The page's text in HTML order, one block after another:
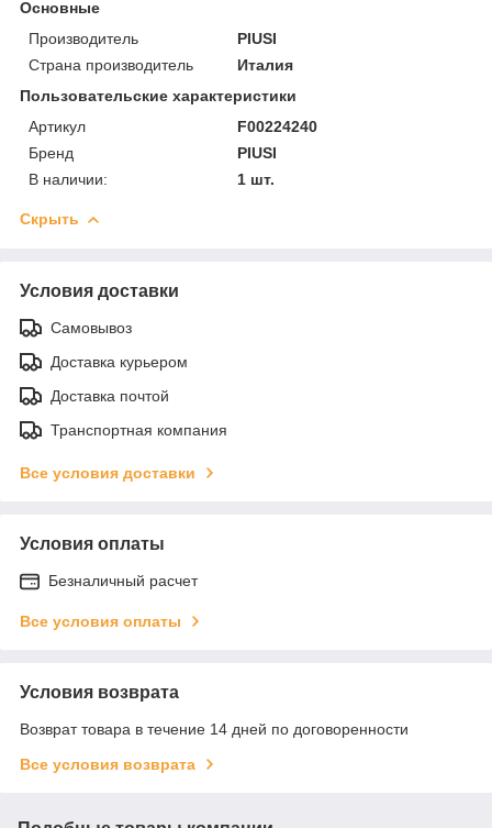
Основные
Производитель
PIUSI
Страна производитель
Италия
Пользовательские характеристики
Артикул
F00224240
Бренд
PIUSI
В наличии:
1 шт.
Скрыть
Условия доставки
Самовывоз
Доставка курьером
Доставка почтой
Транспортная компания
Все условия доставки
Условия оплаты
Безналичный расчет
Все условия оплаты
Условия возврата
Возврат товара в течение 14 дней по договоренности
Все условия возврата